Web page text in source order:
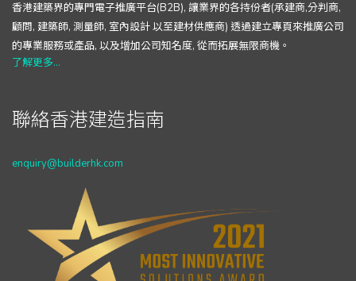
香港建築界的專門電子推廣平台(B2B), 讓業界的各持份者(承建商,分判商,
顧問, 建築師, 測量師, 室內設計 以至建材供應商) 透過建立專頁來推廣公司
的專業服務或產品, 以及增加公司知名度, 從而拓展無限商機。
了解更多...
聯絡香港建造指南
enquiry@builderhk.com